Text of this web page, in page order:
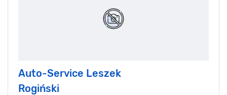
Auto-Service Leszek
Rogiński